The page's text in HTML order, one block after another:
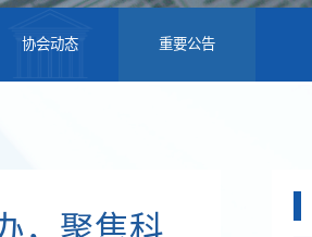
协会动态 重要公告
，聚焦科